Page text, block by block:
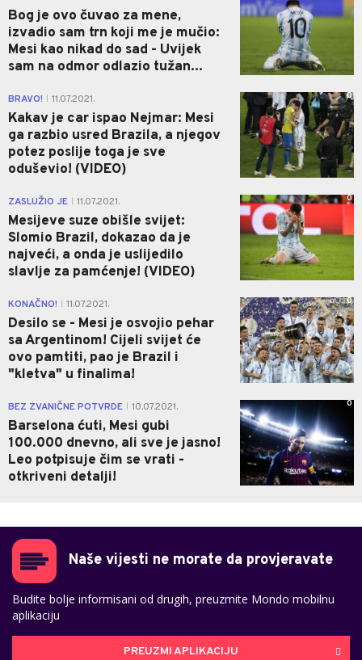
Bog je ovo čuvao za mene,
izvadio sam trn koji me je mučio:
Mesi kao nikad do sad - Uvijek
sam na odmor odlazio tužan...
BRAVO! 11.07.2021.
Kakav je car ispao Nejmar: Mesi
ga razbio usred Brazila, a njegov
potez poslije toga je sve
oduševio! (VIDEO)
0
ZASLUŽIO JE 11.07.2021.
Mesijeve suze obišle svijet:
Slomio Brazil, dokazao da je
najveći, a onda je uslijedilo
slavlje za pamćenje! (VIDEO)
0
KONAČNO! 11.07.2021.
Desilo se - Mesi je osvojio pehar
sa Argentinom! Cijeli svijet će
ovo pamtiti, pao je Brazil i
"kletva" u finalima!
0
BEZ ZVANIČNE POTVRDE 10.07.2021.
Barselona ćuti, Mesi gubi
100.000 dnevno, ali sve je jasno!
Leo potpisuje čim se vrati -
otkriveni detalji!
0
Naše vijesti ne morate da provjeravate
Budite bolje informisani od drugih, preuzmite Mondo mobilnu
aplikaciju
PREUZMI APLIKACIJU